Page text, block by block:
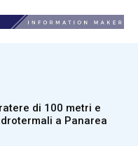
di 100 metri e
a Panarea